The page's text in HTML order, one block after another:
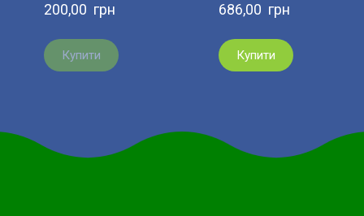
200,00  грн
Купити
686,00  грн
Купити